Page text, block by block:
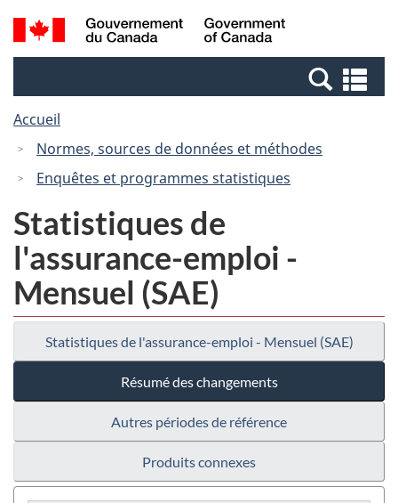
Passer
au
Passer
à
Canada
Recherche
et
et
Accueil
Normes, sources de données et méthodes
Enquêtes et programmes statistiques
Statistiques de
l'assurance-emploi -
Mensuel (SAE)
Statistiques de l'assurance-emploi - Mensuel (SAE)
Résumé des changements
Autres périodes de référence
Produits connexes